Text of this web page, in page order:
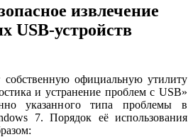
извлечение
USB-устройств
собственную официальную утилиту
и устранение проблем с USB»
указанного типа проблемы в
7. Порядок её использования